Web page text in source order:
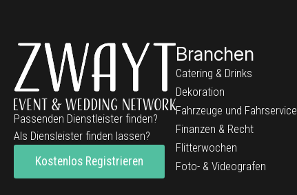
Passenden Dienstleister finden?
Als Diensleister finden lassen?
Kostenlos Registrieren
Branchen
Catering & Drinks
Dekoration
Fahrzeuge und Fahrservice
Finanzen & Recht
Flitterwochen
Foto- & Videografen